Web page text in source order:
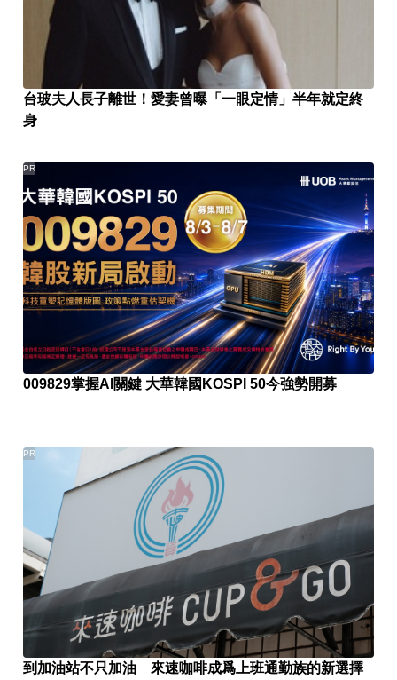
台玻夫人長子離世！愛妻曾曝「一眼定情」半年就定終
身
009829掌握AI關鍵 大華韓國KOSPI 50今強勢開募
PR
到加油站不只加油 來速咖啡成爲上班通勤族的新選擇
PR